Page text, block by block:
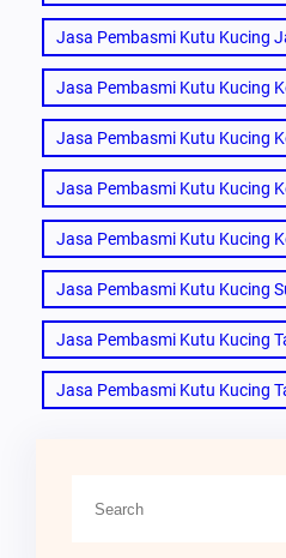
Jasa Pembasmi Kutu Kucing
Jasa Pembasmi Kutu Kucing
Jasa Pembasmi Kutu Kucing
Jasa Pembasmi Kutu Kucing
Jasa Pembasmi Kutu Kucing
Jasa Pembasmi Kutu Kucing
Jasa Pembasmi Kutu Kucing
Jasa Pembasmi Kutu Kucing